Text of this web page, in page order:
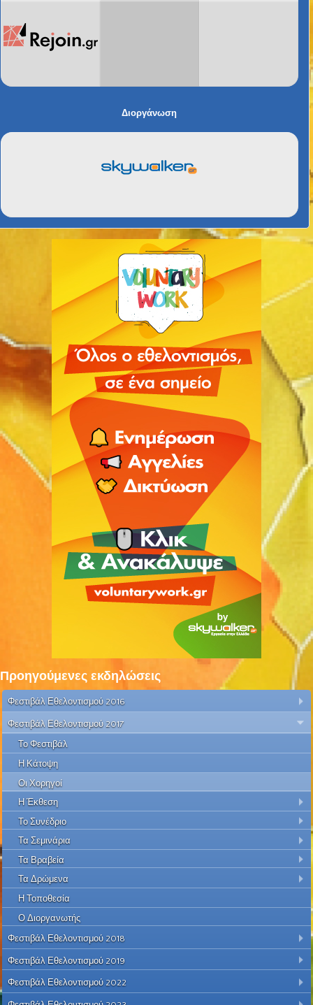
Διοργάνωση
Προηγούμενες εκδηλώσεις
Φεστιβάλ Εθελοντισμού 2016
Φεστιβάλ Εθελοντισμού 2017
Το Φεστιβάλ
Η Κάτοψη
Οι Χορηγοί
Η Έκθεση
Το Συνέδριο
Τα Σεμινάρια
Τα Βραβεία
Τα Δρώμενα
Η Τοποθεσία
Ο Διοργανωτής
Φεστιβάλ Εθελοντισμού 2018
Φεστιβάλ Εθελοντισμού 2019
Φεστιβάλ Εθελοντισμού 2022